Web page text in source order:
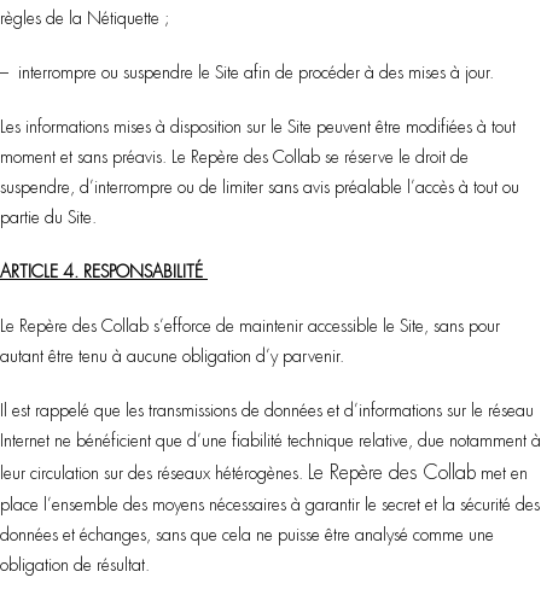
règles de la Nétiquette ;
– interrompre ou suspendre le Site afin de procéder à des mises à jour.
Les informations mises à disposition sur le Site peuvent être modifiées à tout
moment et sans préavis. Le Repère des Collab se réserve le droit de
suspendre, d’interrompre ou de limiter sans avis préalable l’accès à tout ou
partie du Site.
ARTICLE 4. RESPONSABILITÉ
Le Repère des Collab s’efforce de maintenir accessible le Site, sans pour
autant être tenu à aucune obligation d’y parvenir.
Il est rappelé que les transmissions de données et d’informations sur le réseau
Internet ne bénéficient que d’une fiabilité technique relative, due notamment à
leur circulation sur des réseaux hétérogènes. Le Repère des Collab met en
place l’ensemble des moyens nécessaires à garantir le secret et la sécurité des
données et échanges, sans que cela ne puisse être analysé comme une
obligation de résultat.